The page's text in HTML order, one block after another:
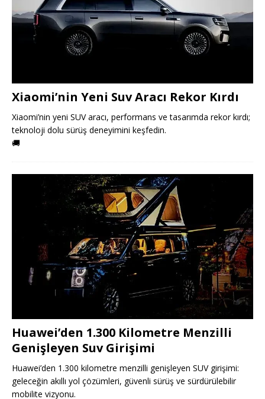
Xiaomi’nin Yeni Suv Aracı Rekor Kırdı
Xiaomi’nin yeni SUV aracı, performans ve tasarımda rekor kırdı;
teknoloji dolu sürüş deneyimini keşfedin.
🚚
Huawei’den 1.300 Kilometre Menzilli
Genişleyen Suv Girişimi
Huawei’den 1.300 kilometre menzilli genişleyen SUV girişimi:
geleceğin akıllı yol çözümleri, güvenli sürüş ve sürdürülebilir
mobilite vizyonu.